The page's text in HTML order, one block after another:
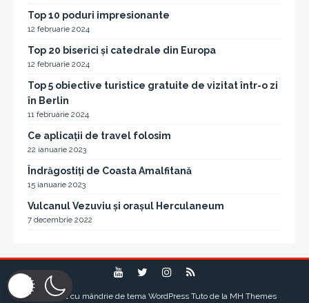
Top 10 poduri impresionante
12 februarie 2024
Top 20 biserici și catedrale din Europa
12 februarie 2024
Top 5 obiective turistice gratuite de vizitat într-o zi
în Berlin
11 februarie 2024
Ce aplicații de travel folosim
22 ianuarie 2023
Îndrăgostiți de Coasta Amalfitană
15 ianuarie 2023
Vulcanul Vezuviu și orașul Herculaneum
7 decembrie 2022
Propulsat cu mândrie de tema WordPress Tuto de la MH Themes